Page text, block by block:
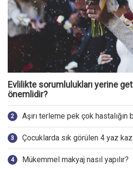
Evlilikte sorumlulukları yerine
önemlidir?
Aşırı terleme pek çok
Çocuklarda sık görülen 4 yaz
Mükemmel makyaj nasıl yapılır?